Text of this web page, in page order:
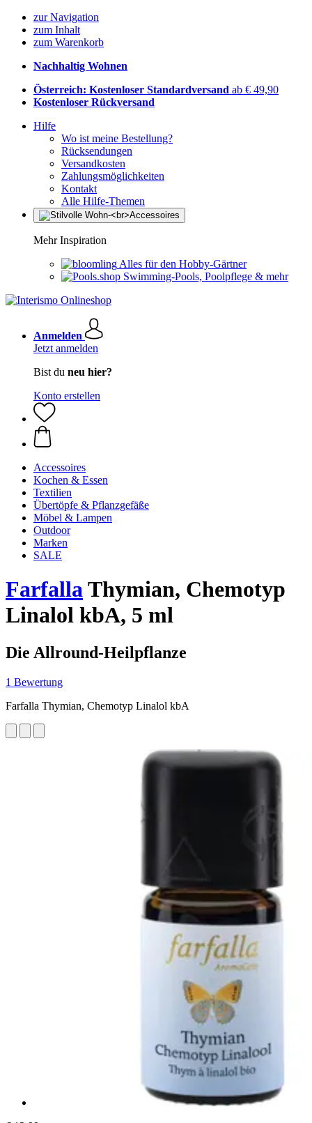
zur Navigation
zum Inhalt
zum Warenkorb
Nachhaltig Wohnen
Österreich: Kostenloser Standardversand ab € 49,90
Kostenloser Rückversand
Hilfe
Wo ist meine Bestellung?
Rücksendungen
Versandkosten
Zahlungsmöglichkeiten
Kontakt
Alle Hilfe-Themen
Mehr Inspiration
Alles für den Hobby-Gärtner
Swimming-Pools, Poolpflege & mehr
Anmelden
Jetzt anmelden
Bist du neu hier?
Konto erstellen
Accessoires
Kochen & Essen
Textilien
Übertöpfe & Pflanzgefäße
Möbel & Lampen
Outdoor
Marken
SALE
FarfallaThymian, Chemotyp
Linalol kbA, 5 ml
Die Allround-Heilpflanze
1 Bewertung
Farfalla Thymian, Chemotyp Linalol kbA